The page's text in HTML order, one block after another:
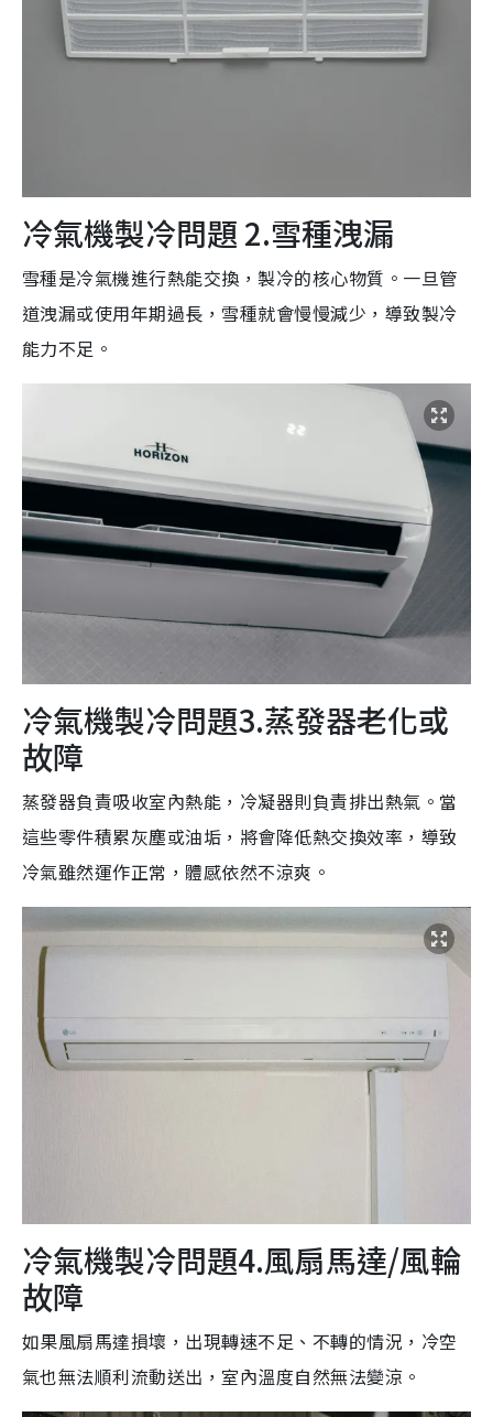
冷氣機製冷問題 2.雪種洩漏
雪種是冷氣機進行熱能交換，製冷的核心物質。一旦管
道洩漏或使用年期過長，雪種就會慢慢減少，導致製冷
能力不足。
冷氣機製冷問題3.蒸發器老化或
故障
蒸發器負責吸收室內熱能，冷凝器則負責排出熱氣。當
這些零件積累灰塵或油垢，將會降低熱交換效率，導致
冷氣雖然運作正常，體感依然不涼爽。
冷氣機製冷問題4.風扇馬達/風輪
故障
如果風扇馬達損壞，出現轉速不足、不轉的情況，冷空
氣也無法順利流動送出，室內溫度自然無法變涼。